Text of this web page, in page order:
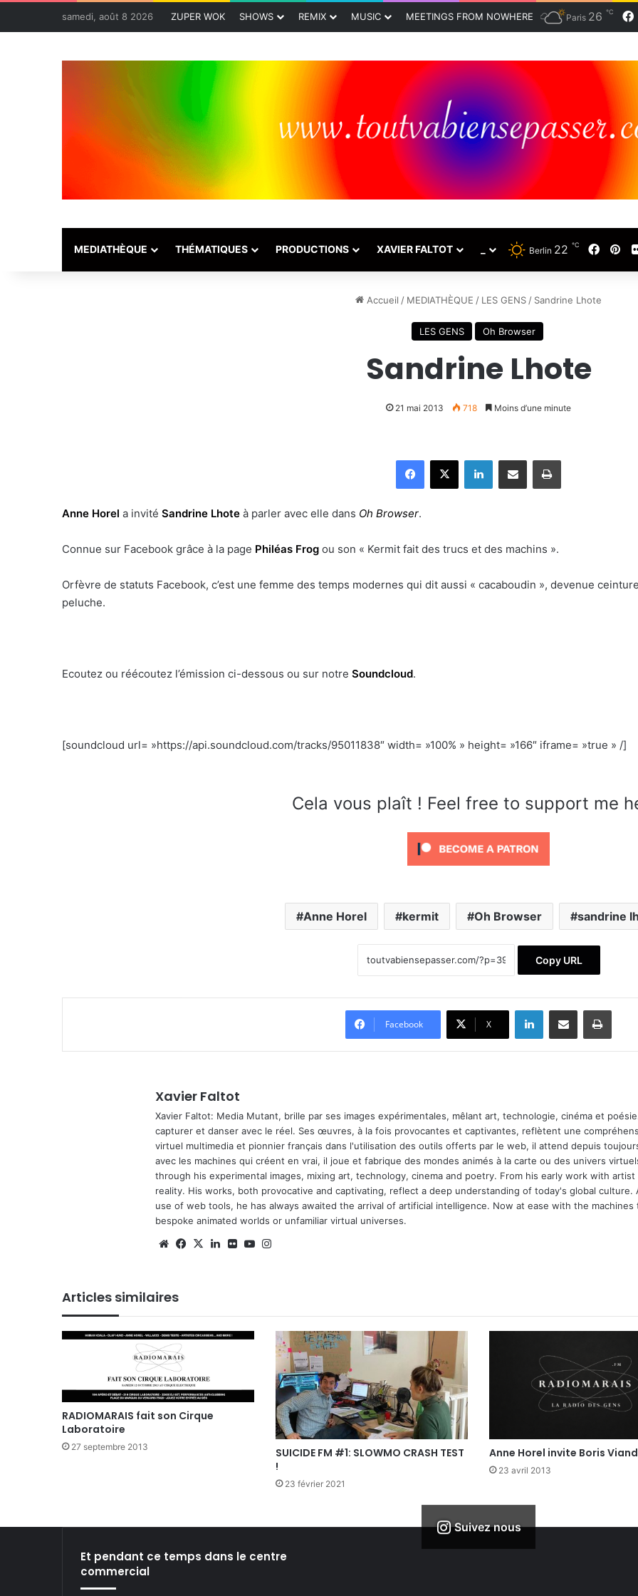
samedi, août 8 2026 ZUPER WOK SHOWS REMIX MUSIC MEETINGS FROM NOWHERE Paris 26 ℃
MEDIATHÈQUE THÉMATIQUES PRODUCTIONS XAVIER FALTOT Berlin 22 ℃
Accueil / MEDIATHÈQUE / LES GENS / Sandrine Lhote
LES GENS Oh Browser
Sandrine Lhote
21 mai 2013 718 Moins d’une minute
Anne Horel a invité Sandrine Lhote à parler avec elle dans Oh Browser.
Connue sur Facebook grâce à la page Philéas Frog ou son « Kermit fait des trucs et des machins ».
Orfèvre de statuts Facebook, c’est une femme des temps modernes qui dit aussi « cacaboudin », devenue
peluche.
Ecoutez ou réécoutez l’émission ci-dessous ou sur notre Soundcloud.
[soundcloud url= »https://api.soundcloud.com/tracks/95011838″ width= »100% » height= »166″ iframe= »true » /]
Cela vous plaît ! Feel free to support me
Anne Horel kermit Oh Browser sandrine
Copy URL
Facebook X
Xavier Faltot
Xavier Faltot: Media Mutant, brille par ses images expérimentales, mêlant art, technologie, cinéma et
capturer et danser avec le réel. Ses œuvres, à la fois provocantes et captivantes, reflètent une
virtuel multimedia et pionnier français dans l'utilisation des outils offerts par le web, il attend depuis
avec les machines qui créent en vrai, il joue et fabrique des mondes animés à la carte ou des univers
through his experimental images, mixing art, technology, cinema and poetry. From his early work with
reality. His works, both provocative and captivating, reflect a deep understanding of today's global culture.
use of web tools, he has always awaited the arrival of artificial intelligence. Now at ease with the
bespoke animated worlds or unfamiliar virtual universes.
We Fa
X
Lin Fli Yo
Articles similaires
RADIOMARAIS fait son Cirque
Laboratoire
27 septembre 2013
SUICIDE FM #1: SLOWMO CRASH TEST
!
23 février 2021
Anne Horel invite Boris
23 avril 2013
Suivez nous
Et pendant ce temps dans le centre
commercial